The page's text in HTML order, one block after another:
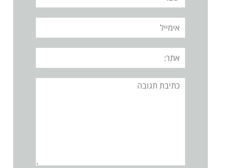
אימייל
אתר:
תגובה